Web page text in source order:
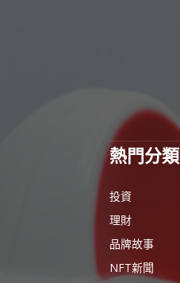
熱門分類
投資
理財
品牌故事
NFT新聞